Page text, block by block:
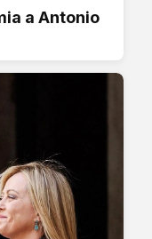
a Antonio